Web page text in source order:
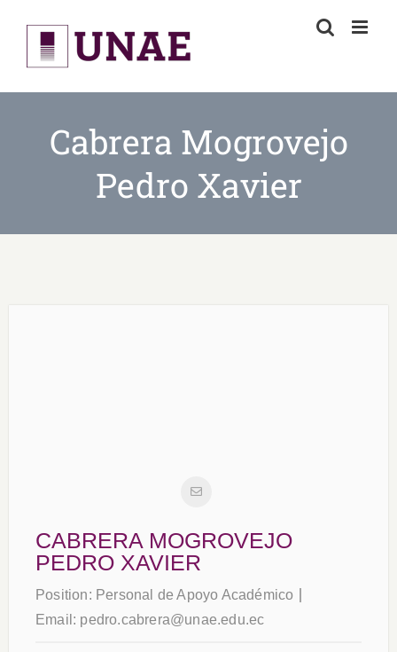
content
Cabrera Mogrovejo
Pedro Xavier
CABRERA MOGROVEJO
PEDRO XAVIER
Position: Personal de Apoyo Académico
Email: pedro.cabrera@unae.edu.ec